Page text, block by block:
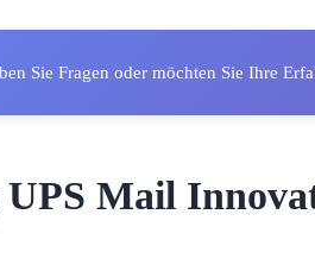
Sie Fragen oder möchten Sie Ihre
UPS Mail